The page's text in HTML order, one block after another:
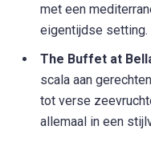
met een
eigentijdse setting.
The Buffet at
scala aan
tot verse
allemaal in een